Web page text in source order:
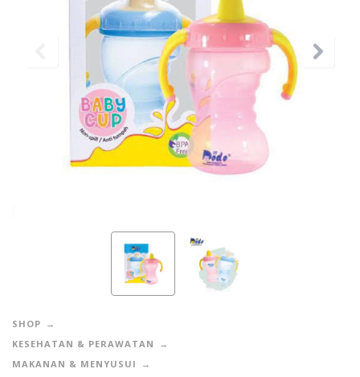
SHOP
KESEHATAN & PERAWATAN
MAKANAN & MENYUSUI